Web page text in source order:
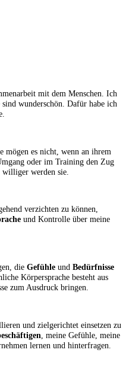
mit dem Menschen. Ich
wunderschön. Dafür habe ich
mögen es nicht, wenn an ihrem
oder im Training den Zug
williger werden sie.
verzichten zu können,
und Kontrolle über meine
die Gefühle und Bedürfnisse
Körpersprache besteht aus
zum Ausdruck bringen.
und zielgerichtet einsetzen zu
, meine Gefühle, meine
lernen und hinterfragen.